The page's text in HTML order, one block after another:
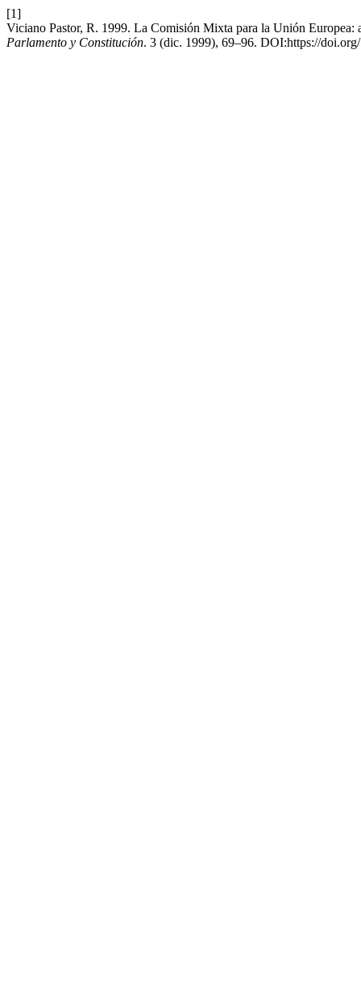
[1]
Viciano Pastor, R. 1999. La Comisión Mixta para la Unión
Parlamento y Constitución. 3 (dic. 1999), 69–96. DOI:https://